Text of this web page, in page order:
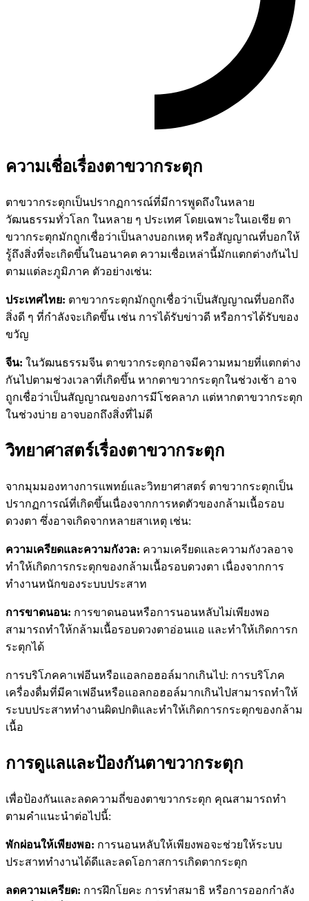
ความเชื่อเรื่องตาขวากระตุก
ตาขวากระตุกเป็นปรากฏการณ์ที่มีการพูดถึงในหลาย
วัฒนธรรมทั่วโลก ในหลาย ๆ ประเทศ โดยเฉพาะในเอเชีย ตา
ขวากระตุกมักถูกเชื่อว่าเป็นลางบอกเหตุ หรือสัญญาณที่บอกให้
รู้ถึงสิ่งที่จะเกิดขึ้นในอนาคต ความเชื่อเหล่านี้มักแตกต่างกันไป
ตามแต่ละภูมิภาค ตัวอย่างเช่น:
ประเทศไทย: ตาขวากระตุกมักถูกเชื่อว่าเป็นสัญญาณที่บอกถึง
สิ่งดี ๆ ที่กำลังจะเกิดขึ้น เช่น การได้รับข่าวดี หรือการได้รับของ
ขวัญ
จีน: ในวัฒนธรรมจีน ตาขวากระตุกอาจมีความหมายที่แตกต่าง
กันไปตามช่วงเวลาที่เกิดขึ้น หากตาขวากระตุกในช่วงเช้า อาจ
ถูกเชื่อว่าเป็นสัญญาณของการมีโชคลาภ แต่หากตาขวากระตุก
ในช่วงบ่าย อาจบอกถึงสิ่งที่ไม่ดี
วิทยาศาสตร์เรื่องตาขวากระตุก
จากมุมมองทางการแพทย์และวิทยาศาสตร์ ตาขวากระตุกเป็น
ปรากฏการณ์ที่เกิดขึ้นเนื่องจากการหดตัวของกล้ามเนื้อรอบ
ดวงตา ซึ่งอาจเกิดจากหลายสาเหตุ เช่น:
ความเครียดและความกังวล: ความเครียดและความกังวลอาจ
ทำให้เกิดการกระตุกของกล้ามเนื้อรอบดวงตา เนื่องจากการ
ทำงานหนักของระบบประสาท
การขาดนอน: การขาดนอนหรือการนอนหลับไม่เพียงพอ
สามารถทำให้กล้ามเนื้อรอบดวงตาอ่อนแอ และทำให้เกิดการก
ระตุกได้
การบริโภคคาเฟอีนหรือแอลกอฮอล์มากเกินไป: การบริโภค
เครื่องดื่มที่มีคาเฟอีนหรือแอลกอฮอล์มากเกินไปสามารถทำให้
ระบบประสาททำงานผิดปกติและทำให้เกิดการกระตุกของกล้าม
เนื้อ
การดูแลและป้องกันตาขวากระตุก
เพื่อป้องกันและลดความถี่ของตาขวากระตุก คุณสามารถทำ
ตามคำแนะนำต่อไปนี้:
พักผ่อนให้เพียงพอ: การนอนหลับให้เพียงพอจะช่วยให้ระบบ
ประสาททำงานได้ดีและลดโอกาสการเกิดตากระตุก
ลดความเครียด: การฝึกโยคะ การทำสมาธิ หรือการออกกำลัง